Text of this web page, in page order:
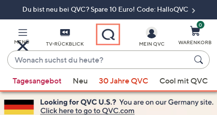
Du bist neu bei QVC? Spare 10 Euro! Code: HalloQVC
MENÜ TV-RÜCKBLICK
Wonach
suchst
du
heute?
Vorschläge
verfügbar
sind,
MEIN QVC
0
WARENKORB
Tagesangebot Neu 30 Jahre QVC Cool mit QVC